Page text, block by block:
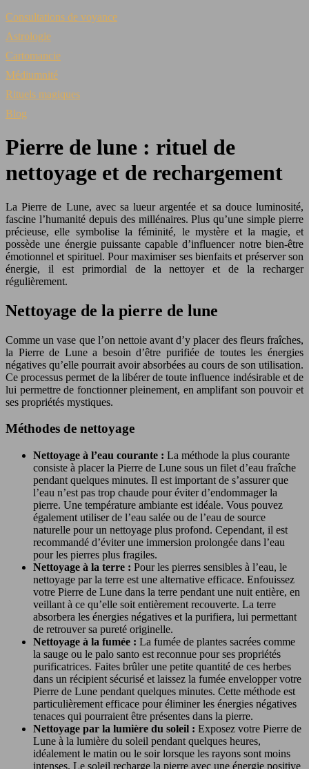
Consultations de voyance
Astrologie
Cartomancie
Médiumnité
Rituels magiques
Blog
Pierre de lune : rituel de
nettoyage et de rechargement
La Pierre de Lune, avec sa lueur argentée et sa douce luminosité,
fascine l’humanité depuis des millénaires. Plus qu’une simple pierre
précieuse, elle symbolise la féminité, le mystère et la magie, et
possède une énergie puissante capable d’influencer notre bien-être
émotionnel et spirituel. Pour maximiser ses bienfaits et préserver son
énergie, il est primordial de la nettoyer et de la recharger
régulièrement.
Nettoyage de la pierre de lune
Comme un vase que l’on nettoie avant d’y placer des fleurs fraîches,
la Pierre de Lune a besoin d’être purifiée de toutes les énergies
négatives qu’elle pourrait avoir absorbées au cours de son utilisation.
Ce processus permet de la libérer de toute influence indésirable et de
lui permettre de fonctionner pleinement, en amplifant son pouvoir et
ses propriétés mystiques.
Méthodes de nettoyage
Nettoyage à l’eau courante : La méthode la plus courante
consiste à placer la Pierre de Lune sous un filet d’eau fraîche
pendant quelques minutes. Il est important de s’assurer que
l’eau n’est pas trop chaude pour éviter d’endommager la
pierre. Une température ambiante est idéale. Vous pouvez
également utiliser de l’eau salée ou de l’eau de source
naturelle pour un nettoyage plus profond. Cependant, il est
recommandé d’éviter une immersion prolongée dans l’eau
pour les pierres plus fragiles.
Nettoyage à la terre : Pour les pierres sensibles à l’eau, le
nettoyage par la terre est une alternative efficace. Enfouissez
votre Pierre de Lune dans la terre pendant une nuit entière, en
veillant à ce qu’elle soit entièrement recouverte. La terre
absorbera les énergies négatives et la purifiera, lui permettant
de retrouver sa pureté originelle.
Nettoyage à la fumée : La fumée de plantes sacrées comme
la sauge ou le palo santo est reconnue pour ses propriétés
purificatrices. Faites brûler une petite quantité de ces herbes
dans un récipient sécurisé et laissez la fumée envelopper votre
Pierre de Lune pendant quelques minutes. Cette méthode est
particulièrement efficace pour éliminer les énergies négatives
tenaces qui pourraient être présentes dans la pierre.
Nettoyage par la lumière du soleil : Exposez votre Pierre de
Lune à la lumière du soleil pendant quelques heures,
idéalement le matin ou le soir lorsque les rayons sont moins
intenses. Le soleil recharge la pierre avec une énergie positive